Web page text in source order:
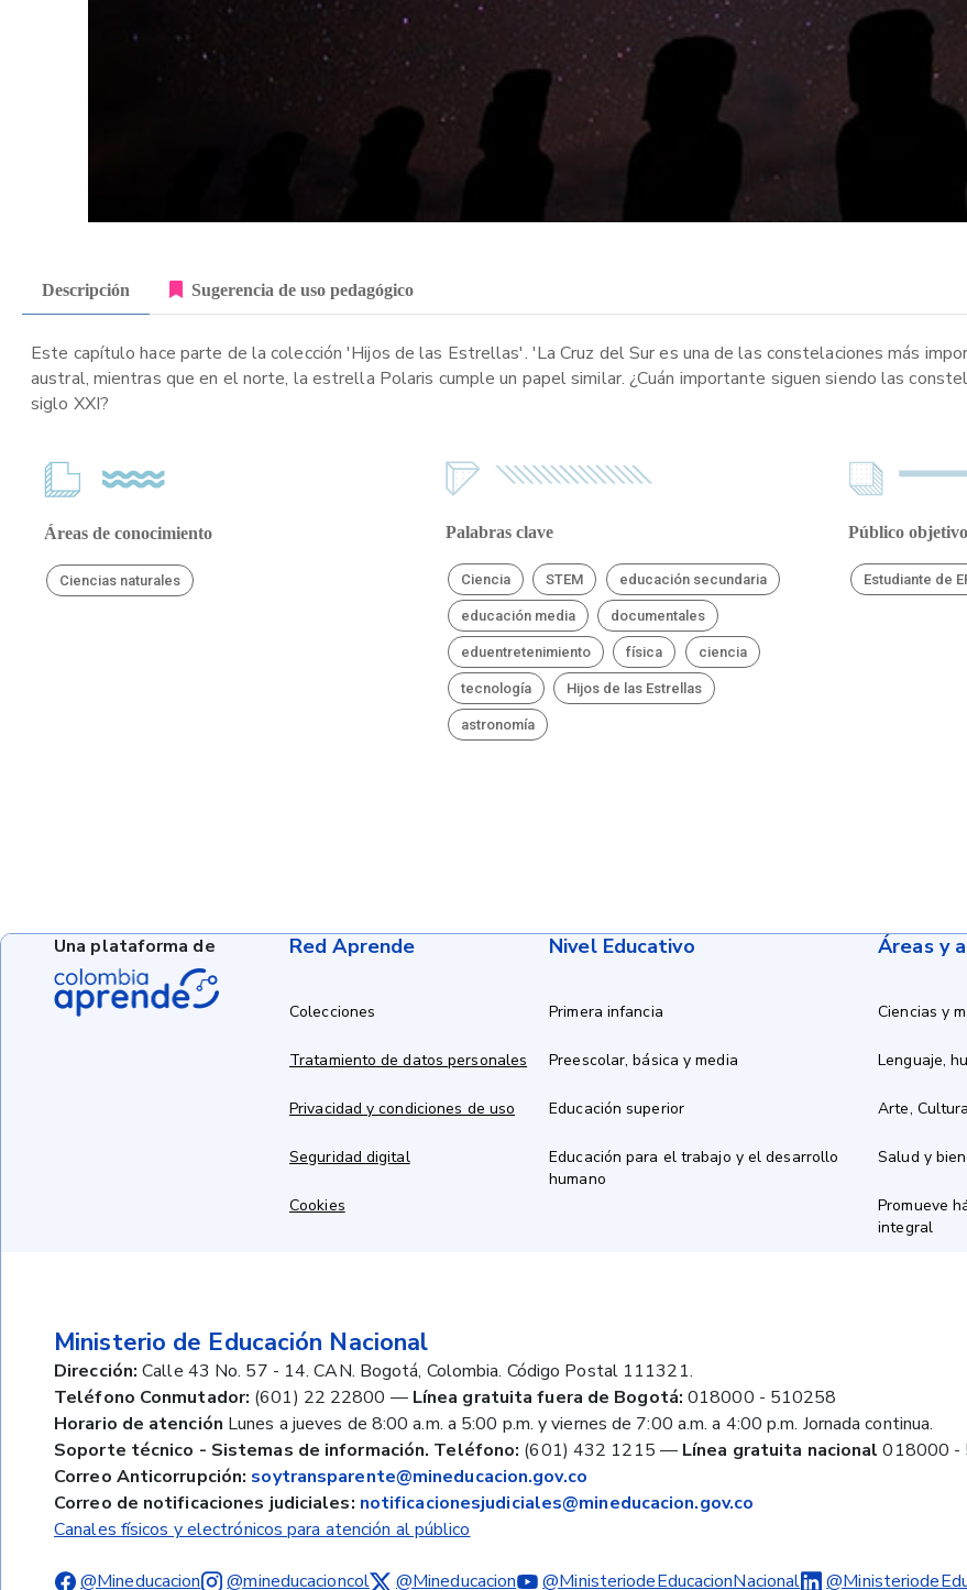
Descripción Sugerencia de uso pedagógico
Este capítulo hace parte de la colección 'Hijos de las Estrellas'. 'La Cruz del Sur es una de las constelaciones más
austral, mientras que en el norte, la estrella Polaris cumple un papel similar. ¿Cuán importante siguen siendo las
siglo XXI?
Áreas de conocimiento
Ciencias naturales
Palabras clave
Ciencia STEM educación secundaria
educación media documentales
eduentretenimiento física ciencia
tecnología Hijos de las Estrellas
astronomía
Público objetivo
Estudiante de
Red Aprende
Colecciones
Tratamiento de datos personales
Privacidad y condiciones de uso
Seguridad digital
Cookies
Nivel Educativo
Primera infancia
Preescolar, básica y media
Educación superior
Educación para el trabajo y el desarrollo
humano
Áreas y
Ciencias y
Lenguaje,
Arte,
Salud y
Promueve
integral
Ministerio de Educación Nacional
Dirección: Calle 43 No. 57 - 14. CAN. Bogotá, Colombia. Código Postal 111321.
Teléfono Conmutador: (601) 22 22800 — Línea gratuita fuera de Bogotá: 018000 - 510258
Horario de atención Lunes a jueves de 8:00 a.m. a 5:00 p.m. y viernes de 7:00 a.m. a 4:00 p.m. Jornada continua.
Soporte técnico - Sistemas de información. Teléfono: (601) 432 1215 — Línea gratuita nacional 018000 -
Correo Anticorrupción: soytransparente@mineducacion.gov.co
Correo de notificaciones judiciales: notificacionesjudiciales@mineducacion.gov.co
Canales físicos y electrónicos para atención al público
@Mineducacion @mineducacioncol @Mineducacion @MinisteriodeEducacionNacional
Una plataforma de